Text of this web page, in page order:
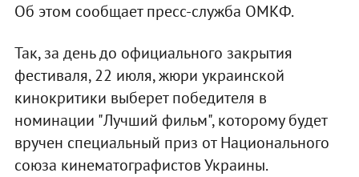
Об этом сообщает пресс-служба ОМКФ.
Так, за день до официального закрытия
фестиваля, 22 июля, жюри украинской
кинокритики выберет победителя в
номинации "Лучший фильм", которому будет
вручен специальный приз от Национального
союза кинематографистов Украины.